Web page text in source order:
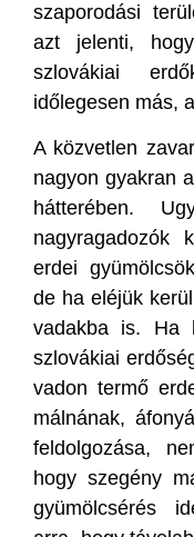
szaporodási
azt jelenti,
szlovákiai
időlegesen más,
A közvetlen
nagyon gyakran
hátterében.
nagyragadozók
erdei
de ha eléjük
vadakba is. Ha
szlovákiai
vadon termő
málnának,
feldolgozása,
hogy szegény
gyümölcsérés